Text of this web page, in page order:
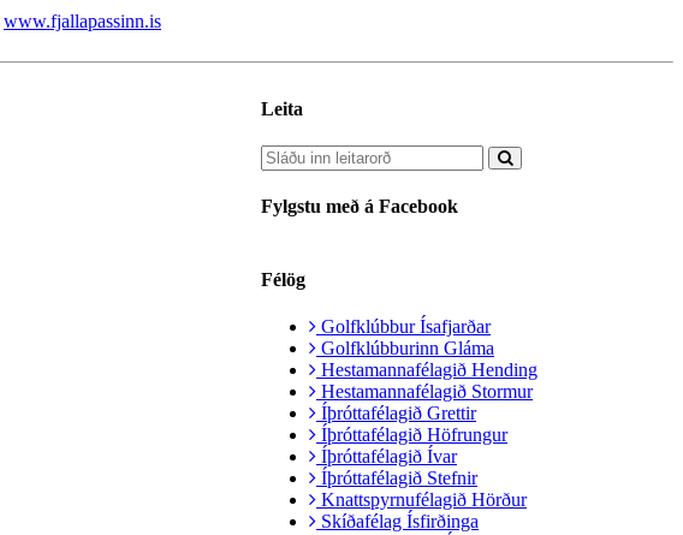
www.fjallapassinn.is
Leita
Fylgstu með á Facebook
Félög
Golfklúbbur Ísafjarðar
Golfklúbburinn Gláma
Hestamannafélagið Hending
Hestamannafélagið Stormur
Íþróttafélagið Grettir
Íþróttafélagið Höfrungur
Íþróttafélagið Ívar
Íþróttafélagið Stefnir
Knattspyrnufélagið Hörður
Skíðafélag Ísfirðinga